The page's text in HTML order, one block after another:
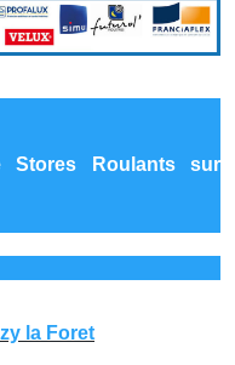
Stores Roulants sur
la Foret